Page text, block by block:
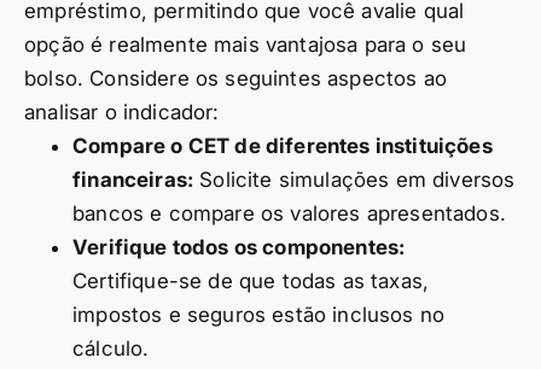
empréstimo, permitindo que você avalie qual
opção é realmente mais vantajosa para o seu
bolso. Considere os seguintes aspectos ao
analisar o indicador:
Compare o CET de diferentes instituições
financeiras: Solicite simulações em diversos
bancos e compare os valores apresentados.
Verifique todos os componentes:
Certifique-se de que todas as taxas,
impostos e seguros estão inclusos no
cálculo.